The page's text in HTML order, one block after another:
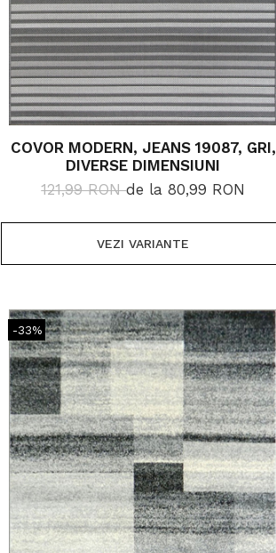
COVOR MODERN, JEANS 19087, GRI,
DIVERSE DIMENSIUNI
121,99 RONde la 80,99 RON
VEZI VARIANTE
-33%